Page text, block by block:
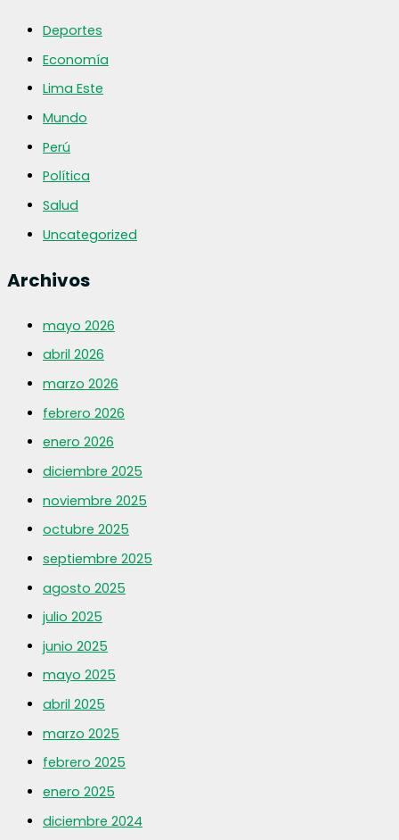
Deportes
Economía
Lima Este
Mundo
Perú
Política
Salud
Uncategorized
Archivos
mayo 2026
abril 2026
marzo 2026
febrero 2026
enero 2026
diciembre 2025
noviembre 2025
octubre 2025
septiembre 2025
agosto 2025
julio 2025
junio 2025
mayo 2025
abril 2025
marzo 2025
febrero 2025
enero 2025
diciembre 2024